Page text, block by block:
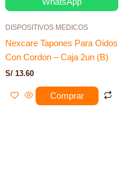
WhatsApp
DISPOSITIVOS MEDICOS
Nexcare Tapones Para Oidos
Con Cordon – Caja 2un (B)
S/ 13.60
Comprar